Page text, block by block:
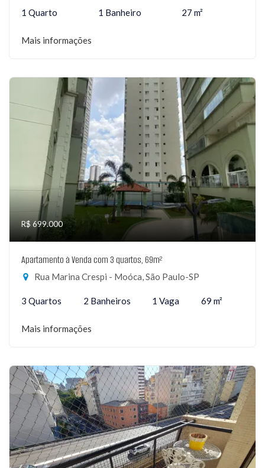
1 Quarto 1 Banheiro 27 m²
Mais informações
R$ 699.000
Apartamento à Venda com 3 quartos, 69m²
Rua Marina Crespi - Moóca, São Paulo-SP
3 Quartos 2 Banheiros 1 Vaga 69 m²
Mais informações